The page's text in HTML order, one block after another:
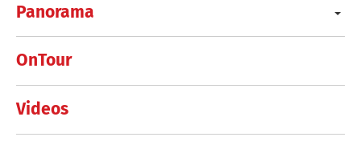
Panorama
OnTour
Videos